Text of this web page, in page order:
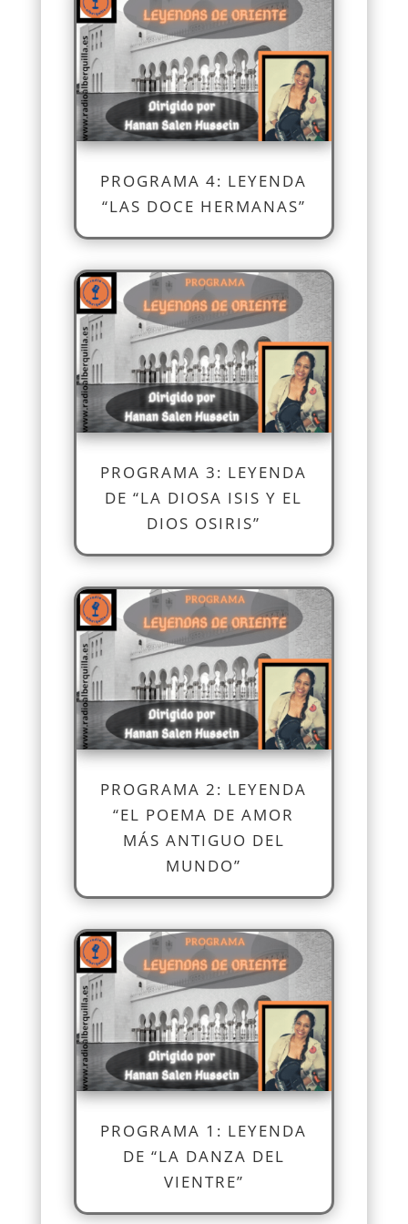
PROGRAMA 4: LEYENDA
“LAS DOCE HERMANAS”
PROGRAMA 3: LEYENDA
DE “LA DIOSA ISIS Y EL
DIOS OSIRIS”
PROGRAMA 2: LEYENDA
“EL POEMA DE AMOR
MÁS ANTIGUO DEL
MUNDO”
PROGRAMA 1: LEYENDA
DE “LA DANZA DEL
VIENTRE”